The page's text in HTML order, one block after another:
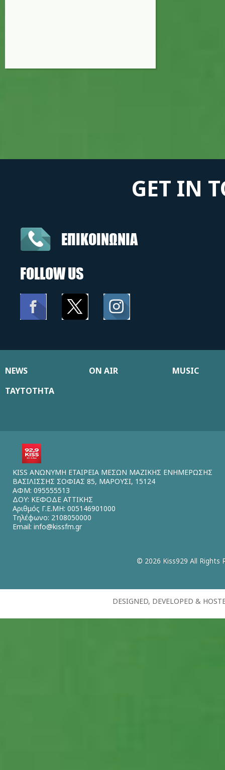
GET IN
ΕΠΙΚΟΙΝΩΝΙΑ
FOLLOW US
NEWS ON AIR
MUSIC
ΤΑΥΤΟΤΗΤΑ
KISS ΑΝΩΝΥΜΗ ΕΤΑΙΡΕΙΑ ΜΕΣΩΝ ΜΑΖΙΚΗΣ ΕΝΗΜΕΡΩΣΗΣ
ΒΑΣΙΛΙΣΣΗΣ ΣΟΦΙΑΣ 85, ΜΑΡΟΥΣΙ, 15124
ΑΦΜ: 095555513
ΔΟΥ: ΚΕΦΟΔΕ ΑΤΤΙΚΗΣ
Αριθμός Γ.Ε.ΜΗ: 005146901000
Τηλέφωνο: 2108050000
Email: info@kissfm.gr
© 2026 Kiss929 All Rights
DESIGNED, DEVELOPED &